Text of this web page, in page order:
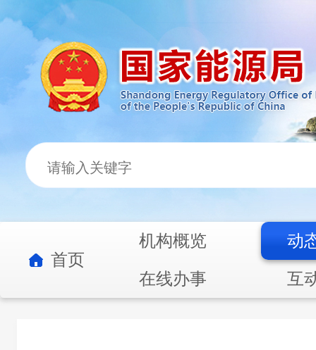
首页
机构概览
动
在线办事
互